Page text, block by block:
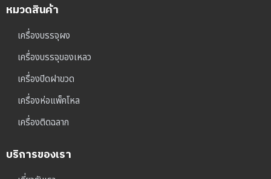
หมวดสินค้า
เครื่องบรรจุผง
เครื่องบรรจุของเหลว
เครื่องปิดฝาขวด
เครื่องห่อแพ็คโหล
เครื่องติดฉลาก
บริการของเรา